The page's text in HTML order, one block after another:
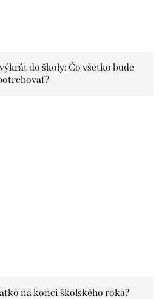
do školy: Čo všetko bude
na konci školského roka?